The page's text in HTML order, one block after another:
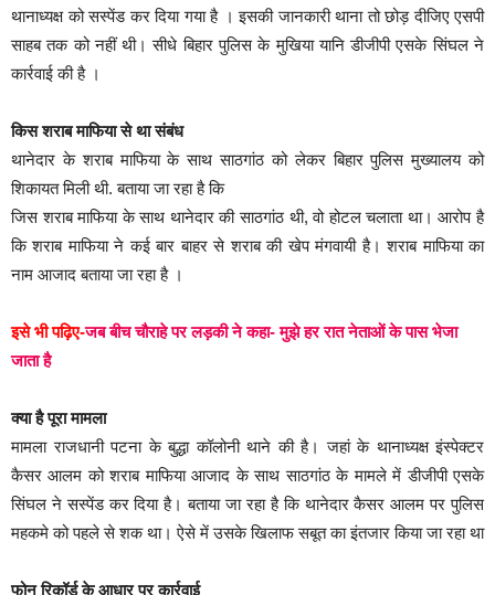
थानाध्यक्ष को सस्पेंड कर दिया गया है । इसकी जानकारी थाना तो छोड़ दीजिए एसपी
साहब तक को नहीं थी। सीधे बिहार पुलिस के मुखिया यानि डीजीपी एसके सिंघल ने
कार्रवाई की है ।
किस शराब माफिया से था संबंध
थानेदार के शराब माफिया के साथ साठगांठ को लेकर बिहार पुलिस मुख्यालय को
शिकायत मिली थी. बताया जा रहा है कि
जिस शराब माफिया के साथ थानेदार की साठगांठ थी, वो होटल चलाता था। आरोप है
कि शराब माफिया ने कई बार बाहर से शराब की खेप मंगवायी है। शराब माफिया का
नाम आजाद बताया जा रहा है ।
इसे भी पढ़िए-जब बीच चौराहे पर लड़की ने कहा- मुझे हर रात नेताओं के पास भेजा
जाता है
क्या है पूरा मामला
मामला राजधानी पटना के बुद्धा कॉलोनी थाने की है। जहां के थानाध्यक्ष इंस्पेक्टर
कैसर आलम को शराब माफिया आजाद के साथ साठगांठ के मामले में डीजीपी एसके
सिंघल ने सस्पेंड कर दिया है। बताया जा रहा है कि थानेदार कैसर आलम पर पुलिस
महकमे को पहले से शक था। ऐसे में उसके खिलाफ सबूत का इंतजार किया जा रहा था
फोन रिकॉर्ड के आधार पर कार्रवाई